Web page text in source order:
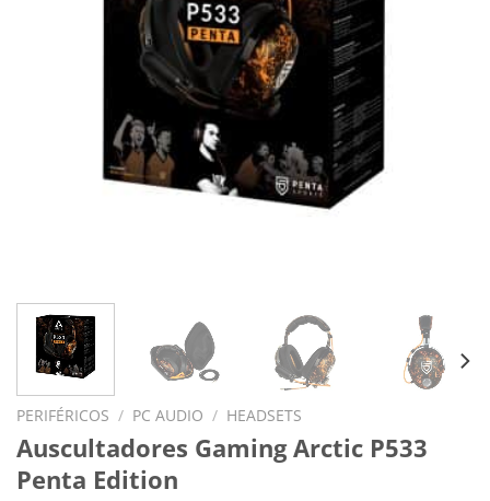
PERIFÉRICOS / PC AUDIO / HEADSETS
Auscultadores Gaming Arctic P533
Penta Edition